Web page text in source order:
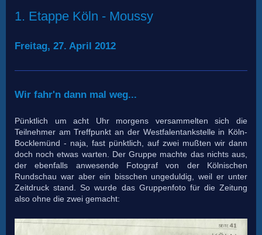
1. Etappe Köln - Moussy
Freitag, 27. April 2012
Wir fahr'n dann mal weg...
Pünktlich um acht Uhr morgens versammelten sich die
Teilnehmer am Treffpunkt an der Westfalentankstelle in Köln-
Bocklemünd - naja, fast pünktlich, auf zwei mußten wir dann
doch noch etwas warten. Der Gruppe machte das nichts aus,
der ebenfalls anwesende Fotograf von der Kölnischen
Rundschau war aber ein bisschen ungeduldig, weil er unter
Zeitdruck stand. So wurde das Gruppenfoto für die Zeitung
also ohne die zwei gemacht: